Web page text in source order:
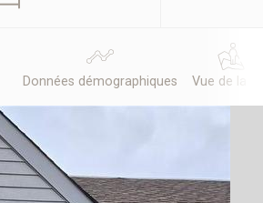
Données démographiques Vue de la